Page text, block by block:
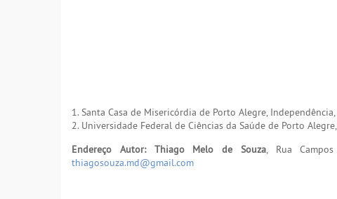
1. Santa Casa de Misericórdia de Porto Alegre,
2. Universidade Federal de Ciências da Saúde de Porto
Endereço Autor: Thiago Melo de Souza, Rua
thiagosouza.md@gmail.com